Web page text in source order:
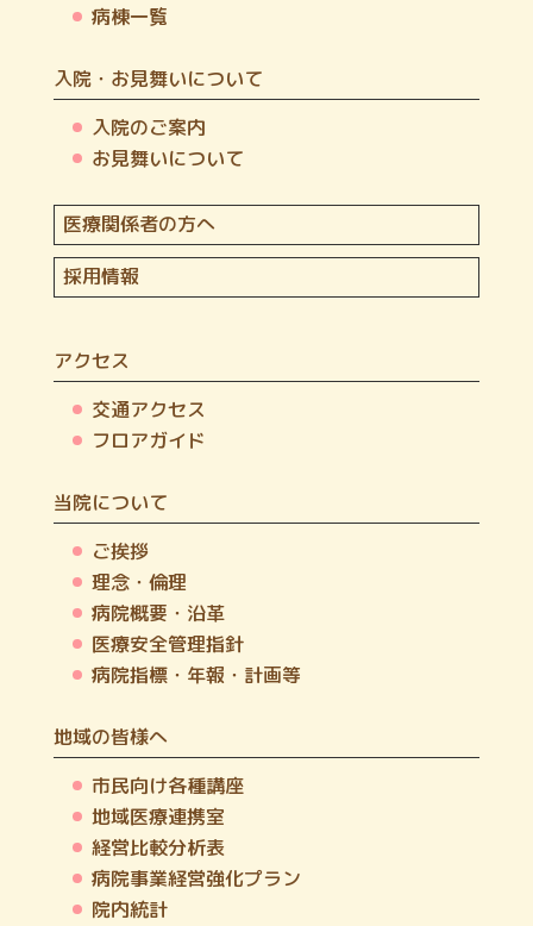
病棟一覧
入院・お見舞いについて
入院のご案内
お見舞いについて
医療関係者の方へ
採用情報
アクセス
交通アクセス
フロアガイド
当院について
ご挨拶
理念・倫理
病院概要・沿革
医療安全管理指針
病院指標・年報・計画等
地域の皆様へ
市民向け各種講座
地域医療連携室
経営比較分析表
病院事業経営強化プラン
院内統計